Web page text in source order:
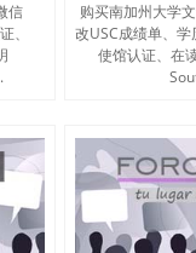
信
、
购买南加州大学
改USC成绩单、
使馆认证、在